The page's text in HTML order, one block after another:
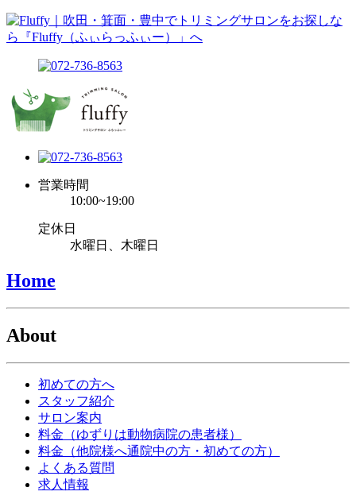
営業時間
10:00~19:00
定休日
水曜日、木曜日
Home
About
初めての方へ
スタッフ紹介
サロン案内
料金（ゆずりは動物病院の患者様）
料金（他院様へ通院中の方・初めての方）
よくある質問
求人情報